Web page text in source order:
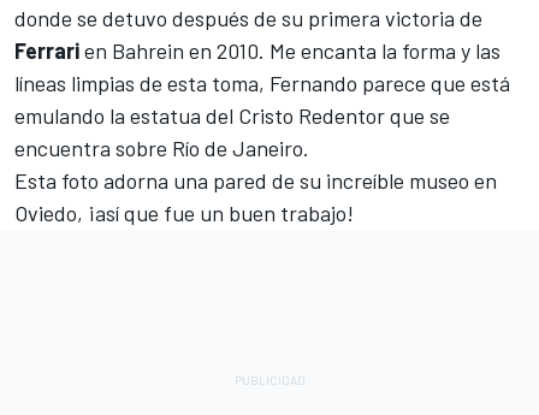
donde se detuvo después de su primera victoria de
Ferrarien Bahrein en 2010. Me encanta la forma y las
líneas limpias de esta toma, Fernando parece que está
emulando la estatua del Cristo Redentor que se
encuentra sobre Río de Janeiro.
Esta foto adorna una pared de su increíble museo en
Oviedo, ¡así que fue un buen trabajo!